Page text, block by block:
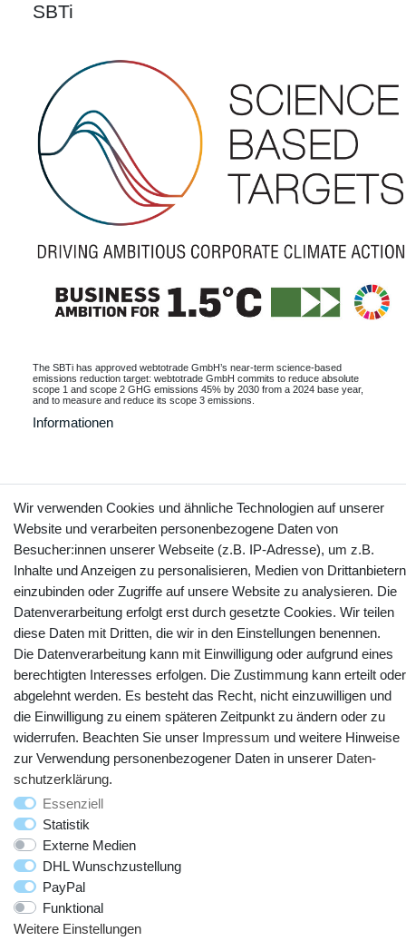
SBTi
The SBTi has approved webtotrade GmbH’s near-term science-based
emissions reduction target: webtotrade GmbH commits to reduce absolute
scope 1 and scope 2 GHG emissions 45% by 2030 from a 2024 base year,
and to measure and reduce its scope 3 emissions.
Informationen
Vertrag widerrufen Kontakt
YouTube Facebook Instagram
© Copyright 2025 webtotrade GmbH. Alle Rechte vorbehalten.
Wir verwenden Cookies und ähnliche Technologien auf unserer
Website und verarbeiten personenbezogene Daten von
Besucher:innen unserer Webseite (z.B. IP-Adresse), um z.B.
Inhalte und Anzeigen zu personalisieren, Medien von Drittanbietern
einzubinden oder Zugriffe auf unsere Website zu analysieren. Die
Datenverarbeitung erfolgt erst durch gesetzte Cookies. Wir teilen
diese Daten mit Dritten, die wir in den Einstellungen benennen.
Die Datenverarbeitung kann mit Einwilligung oder aufgrund eines
berechtigten Interesses erfolgen. Die Zustimmung kann erteilt oder
abgelehnt werden. Es besteht das Recht, nicht einzuwilligen und
die Einwilligung zu einem späteren Zeitpunkt zu ändern oder zu
widerrufen. Beachten Sie unser Impressum und weitere Hinweise
zur Verwendung personenbezogener Daten in unserer Daten­
schutz­erklärung.
Essenziell
Statistik
Externe Medien
DHL Wunschzustellung
PayPal
Funktional
Weitere Einstellungen